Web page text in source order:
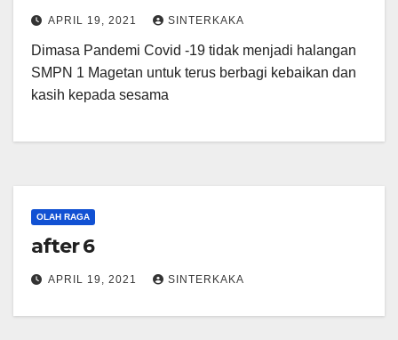
APRIL 19, 2021 SINTERKAKA
Dimasa Pandemi Covid -19 tidak menjadi halangan
SMPN 1 Magetan untuk terus berbagi kebaikan dan
kasih kepada sesama
OLAH RAGA
after 6
APRIL 19, 2021 SINTERKAKA